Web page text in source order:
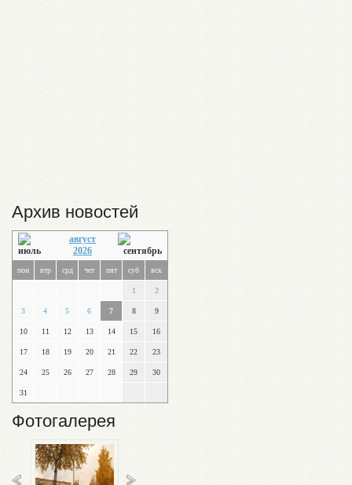
Архив новостей
август
2026
пон втр срд чет пят суб вск
1 2
3 4 5 6 7 8 9
10 11 12 13 14 15 16
17 18 19 20 21 22 23
24 25 26 27 28 29 30
31
Фотогалерея